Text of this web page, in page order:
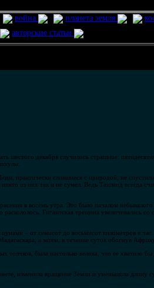
война планета земля
авторские статьи
шестого декабря случилось страшное:
практически слившиеся с природой, не
из них так и не сумел. Ведь Таиланд всегда
в восемь утра. Это было началом
Гигантская трещина увеличивалась
цунами – от семисот до восьмисот километров в
а затем, в течение суток обогнув
толчков, была настолько велика, что ее хватило
изменила вращение Земли и уменьшила длину